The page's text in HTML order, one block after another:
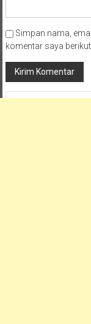
Simpan nama,
komentar saya